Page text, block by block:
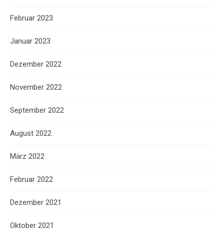
Februar 2023
Januar 2023
Dezember 2022
November 2022
September 2022
August 2022
März 2022
Februar 2022
Dezember 2021
Oktober 2021